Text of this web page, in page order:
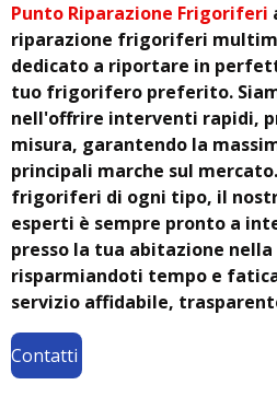
Punto Riparazione Frigoriferi
riparazione frigoriferi
dedicato a riportare in
tuo frigorifero preferito.
nell'offrire interventi rapidi,
misura, garantendo la
principali marche sul
frigoriferi di ogni tipo, il
esperti è sempre pronto a
presso la tua abitazione
risparmiandoti tempo e
servizio affidabile,
Contatti